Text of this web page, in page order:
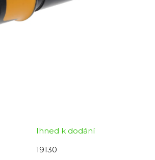
Ihned k dodání
19130